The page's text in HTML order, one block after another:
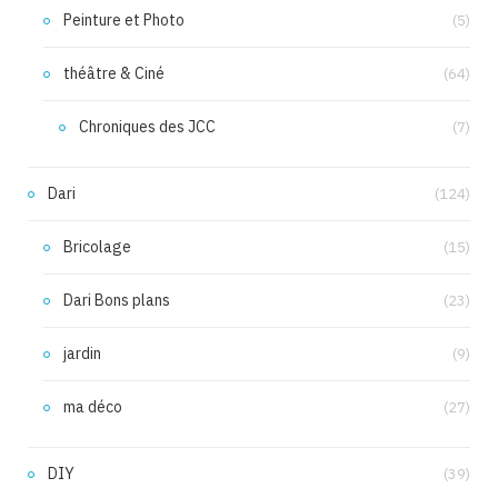
Peinture et Photo (5)
théâtre & Ciné (64)
Chroniques des JCC (7)
Dari (124)
Bricolage (15)
Dari Bons plans (23)
jardin (9)
ma déco (27)
DIY (39)